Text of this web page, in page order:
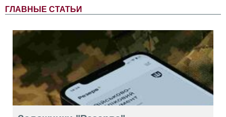
ГЛАВНЫЕ СТАТЬИ